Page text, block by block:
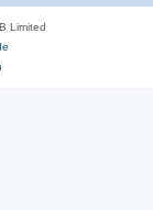
Limited